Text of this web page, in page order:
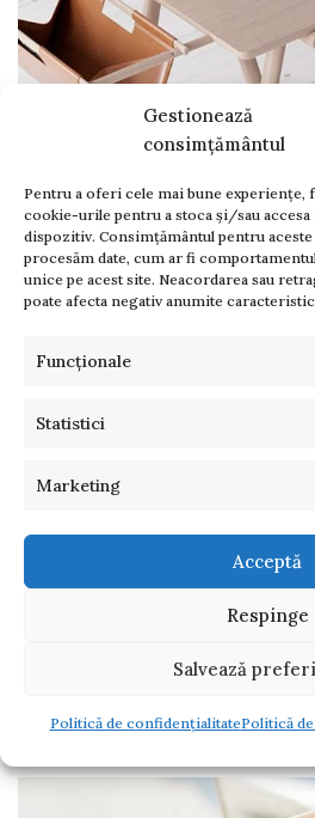
Gestionează
consimțământul
Pentru a oferi cele mai bune
cookie-urile pentru a stoca și/sau
dispozitiv. Consimțământul pentru
procesăm date, cum ar fi
unice pe acest site. Neacordarea sau
poate afecta negativ anumite
Funcționale
Statistici
Marketing
Acceptă
Respinge
Salvează
Politică de confidențialitatePolitică